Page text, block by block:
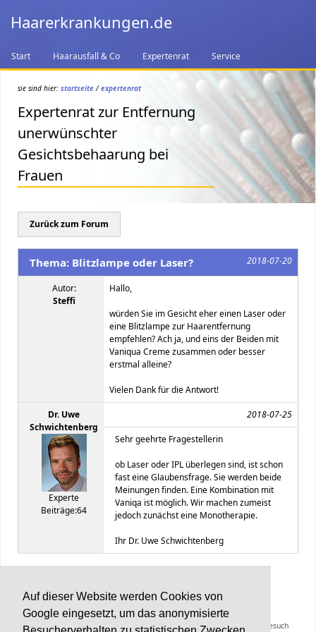
Auf dieser Website werden Cookies von
Google eingesetzt, um das anonymisierte
Haarerkrankungen.de
Start Haarausfall & Co Expertenrat Service
sie sind hier: startseite/expertenrat
Expertenrat zur Entfernung
unerwünschter
Gesichtsbehaarung bei
Frauen
Zurück zum Forum
Thema: Blitzlampe oder Laser? 2018-07-20
Autor:
Steffi
Hallo,
würden Sie im Gesicht eher einen Laser oder
eine Blitzlampe zur Haarentfernung
empfehlen? Ach ja, und eins der Beiden mit
Vaniqua Creme zusammen oder besser
erstmal alleine?
Vielen Dank für die Antwort!
Dr. Uwe
Schwichtenberg
Experte
Beiträge:64
2018-07-25
Sehr geehrte Fragestellerin
ob Laser oder IPL überlegen sind, ist schon
fast eine Glaubensfrage. Sie werden beide
Meinungen finden. Eine Kombination mit
Vaniqa ist möglich. Wir machen zumeist
jedoch zunächst eine Monotherapie.
Ihr Dr. Uwe Schwichtenberg
v2.1 © 2022
Die Inhalte von Haarerkrankungen.de können und sollen keinen Arztbesuch